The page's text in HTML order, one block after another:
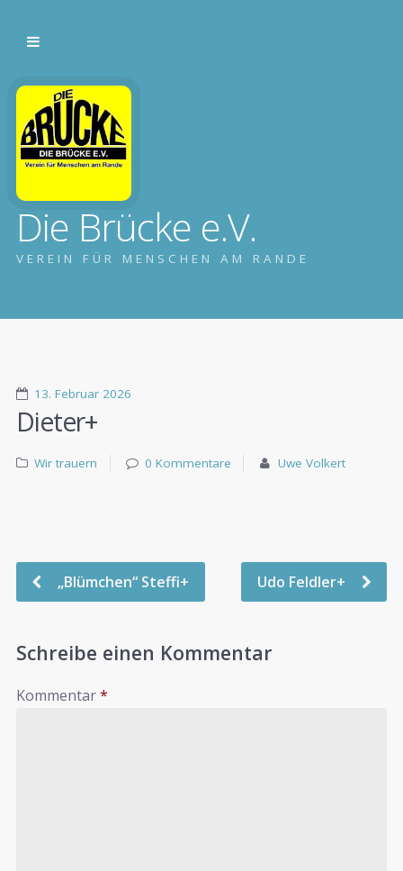
Die Brücke e.V.
VEREIN FÜR MENSCHEN AM RANDE
13. Februar 2026
Dieter+
Wir trauern 0 Kommentare Uwe Volkert
„Blümchen“ Steffi+ Udo Feldler+
Schreibe einen Kommentar
Kommentar*